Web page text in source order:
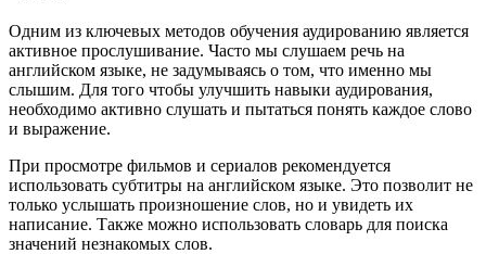
Одним из ключевых методов обучения аудированию является
активное прослушивание. Часто мы слушаем речь на
английском языке, не задумываясь о том, что именно мы
слышим. Для того чтобы улучшить навыки аудирования,
необходимо активно слушать и пытаться понять каждое слово
и выражение.
При просмотре фильмов и сериалов рекомендуется
использовать субтитры на английском языке. Это позволит не
только услышать произношение слов, но и увидеть их
написание. Также можно использовать словарь для поиска
значений незнакомых слов.